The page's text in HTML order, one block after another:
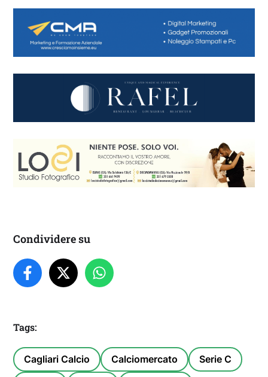
Condividere su
Tags:
Cagliari Calcio Calciomercato Serie C